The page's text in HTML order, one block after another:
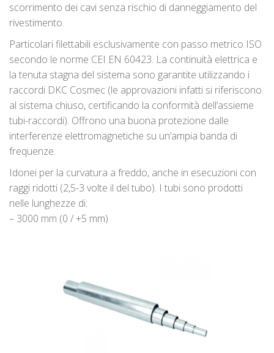
scorrimento dei cavi senza rischio di danneggiamento del
rivestimento.
Particolari filettabili esclusivamente con passo metrico ISO
secondo le norme CEI EN 60423. La continuità elettrica e
la tenuta stagna del sistema sono garantite utilizzando i
raccordi DKC Cosmec (le approvazioni infatti si riferiscono
al sistema chiuso, certificando la conformità dell’assieme
tubi-raccordi). Offrono una buona protezione dalle
interferenze elettromagnetiche su un’ampia banda di
frequenze.
Idonei per la curvatura a freddo, anche in esecuzioni con
raggi ridotti (2,5-3 volte il del tubo). I tubi sono prodotti
nelle lunghezze di:
– 3000 mm (0 / +5 mm)